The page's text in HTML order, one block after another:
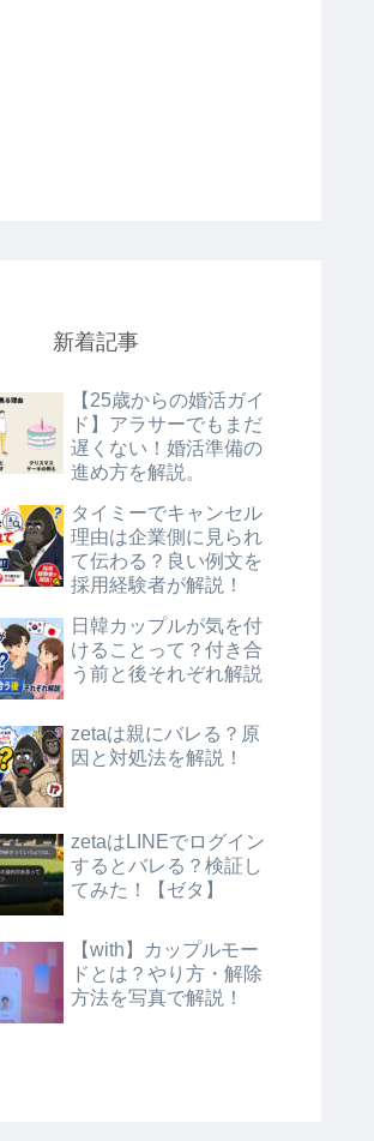
新着記事
【25歳からの婚活ガイ
ド】アラサーでもまだ
遅くない！婚活準備の
進め方を解説。
タイミーでキャンセル
理由は企業側に見られ
て伝わる？良い例文を
採用経験者が解説！
日韓カップルが気を付
けることって？付き合
う前と後それぞれ解説
zetaは親にバレる？原
因と対処法を解説！
zetaはLINEでログイン
するとバレる？検証し
てみた！【ゼタ】
【with】カップルモー
ドとは？やり方・解除
方法を写真で解説！